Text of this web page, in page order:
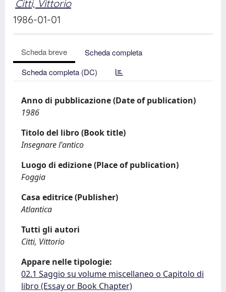
Citti, Vittorio
1986-01-01
Scheda breve
Scheda completa
Scheda completa (DC)
Anno di pubblicazione (Date of publication)
1986
Titolo del libro (Book title)
Insegnare l'antico
Luogo di edizione (Place of publication)
Foggia
Casa editrice (Publisher)
Atlantica
Tutti gli autori
Citti, Vittorio
Appare nelle tipologie:
02.1 Saggio su volume miscellaneo o Capitolo di
libro (Essay or Book Chapter)